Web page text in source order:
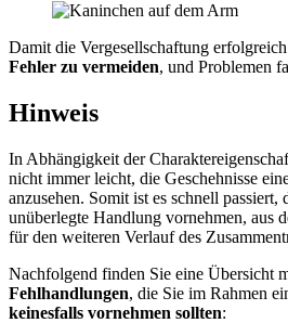
Damit die Vergesellschaftung
Fehler zu vermeiden, und Problemen
Hinweis
In Abhängigkeit der
nicht immer leicht, die Geschehnisse
anzusehen. Somit ist es schnell passiert,
unüberlegte Handlung vornehmen, aus
für den weiteren Verlauf des
Nachfolgend finden Sie eine Übersicht
Fehlhandlungen, die Sie im Rahmen
keinesfalls vornehmen sollten: